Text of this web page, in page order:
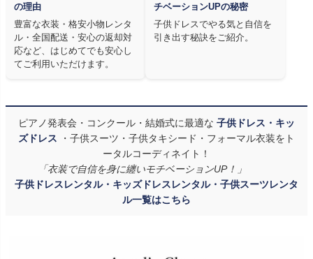
の理由
豊富な衣装・格安小物レンタ
ル・全国配送・安心の返却対
応など、はじめてでも安心し
てご利用いただけます。
チベーションUPの秘密
子供ドレスでやる気と自信を
引き出す秘訣をご紹介。
ピアノ発表会・コンクール・結婚式に最適な 子供ドレス・キッ
ズドレス
・子供スーツ・子供タキシード・フォーマル衣装をト
ータルコーディネイト！
「衣装で自信を身に纏いモチベーションUP！」
子供ドレスレンタル・キッズドレスレンタル・子供スーツレンタ
ル一覧はこちら